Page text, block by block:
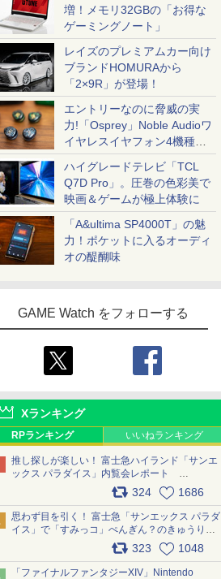
増！メモリ32GBの「お得な
ゲーミングノート」
レイズのプレミアムカー向け
ブランドHOMURAから
「2×9R」が登場！
エントリーなのに脅威の実
力!「Osprey」Noble Audioワ
イヤレスイヤフォン4機種を
一気に聴く
ハイグレードテレビ「TCL
Q7D Pro」。圧巻の色彩美で
映画＆ゲームが極上体験に
「A&ultima SP4000T」の魅
力！ポケットに入るオーディ
オの醍醐味
GAME Watch をフォローする
Xランキング
RPランキング いいねランキング
推し探しが楽しい！ 富士急ハイランド「サンエ
ックス パラダイス」内覧会レポート
324 1686
思わず目を引く！ 富士急「サンエックス パラダ
イス」で「すみっコ」ぺんぎん？のきゅうりド
ッグを食べてみた イラストそのままのメニュ
ー化に挑戦。これが意外にもおいしい
pic.x.com/Kgl04hZaeg
323 1048
「ファイナルファンタジーXIV」Nintendo